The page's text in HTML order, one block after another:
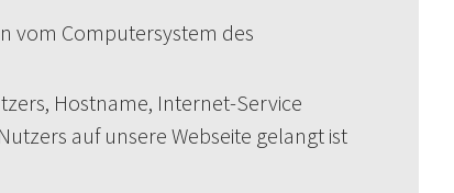
vom Computersystem des
Hostname, Internet-Service
auf unsere Webseite gelangt ist